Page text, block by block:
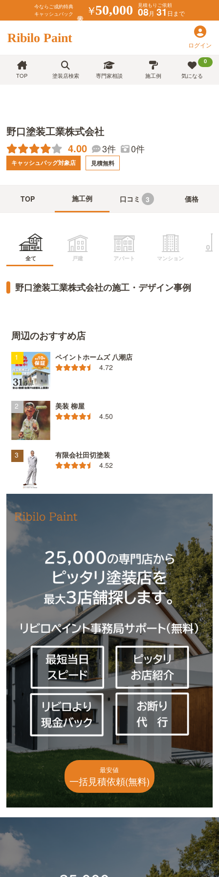
今ならご成約特典
キャッシュバック
￥50,000 見積もりご依頼
08月 31日まで
Ribilo Paint ログイン
TOP 塗装店検索 専門家相談 施工例
0
気になる
野口塗装工業株式会社
4.00 3件 0件
キャッシュバッグ対象店 見積無料
TOP 施工例 口コミ 3 価格
全て 戸建 アパート マンション
野口塗装工業株式会社の施工・デザイン事例
周辺のおすすめ店
ペイントホームズ 八潮店
4.72
美装 柳屋
4.50
有限会社田切塗装
4.52
最安値
一括見積依頼(無料)